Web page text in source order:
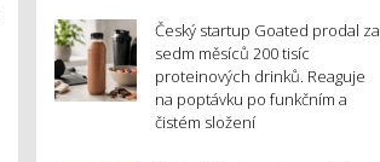
Český startup Goated prodal za
sedm měsíců 200 tisíc
proteinových drinků. Reaguje
na poptávku po funkčním a
čistém složení